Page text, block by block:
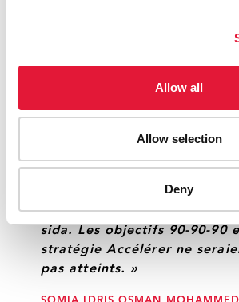
Allow all
Allow selection
Deny
« Le respect des droits et
collective ; ce n'est pas une
Pour que nous puissions
personnes vivant avec le
contre la stigmatisation
sida. Les objectifs 90-90-90
stratégie Accélérer ne
pas atteints. »